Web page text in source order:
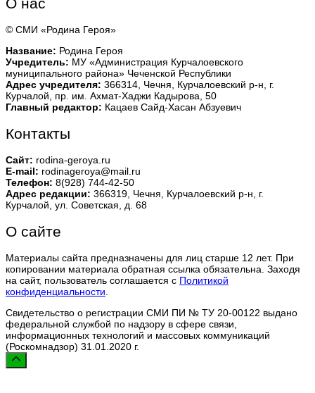
© СМИ «Родина Героя»
Название: Родина Героя
Учредитель: МУ «Администрация Курчалоевского
муниципального района» Чеченской Республики
Адрес учредителя: 366314, Чечня, Курчалоевский р-н, г.
Курчалой, пр. им. Ахмат-Хаджи Кадырова, 50
Главный редактор: Кацаев Сайд-Хасан Абзуевич
Контакты
Сайт: rodina-geroya.ru
E-mail: rodinageroya@mail.ru
Телефон: 8(928) 744-42-50
Адрес редакции: 366319, Чечня, Курчалоевский р-н, г.
Курчалой, ул. Советская, д. 68
О сайте
Материалы сайта предназначены для лиц старше 12 лет. При
копировании материала обратная ссылка обязательна. Заходя
на сайт, пользователь соглашается с Политикой
конфиденциальности